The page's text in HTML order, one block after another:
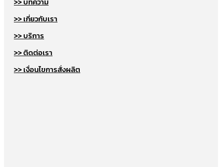
>> เกี่ยวกับเรา
>> บริการ
>> ติดต่อเรา
>> เงื่อนไขการสั่งผลิต